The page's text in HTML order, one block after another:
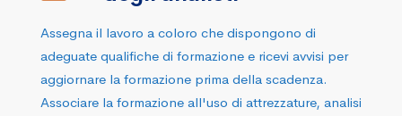
Assegna il lavoro a coloro che dispongono di
adeguate qualifiche di formazione e ricevi avvisi per
aggiornare la formazione prima della scadenza.
Associare la formazione all'uso di attrezzature, analisi